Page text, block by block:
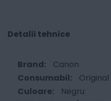
Detalii tehnice
Canon
Original
Negru